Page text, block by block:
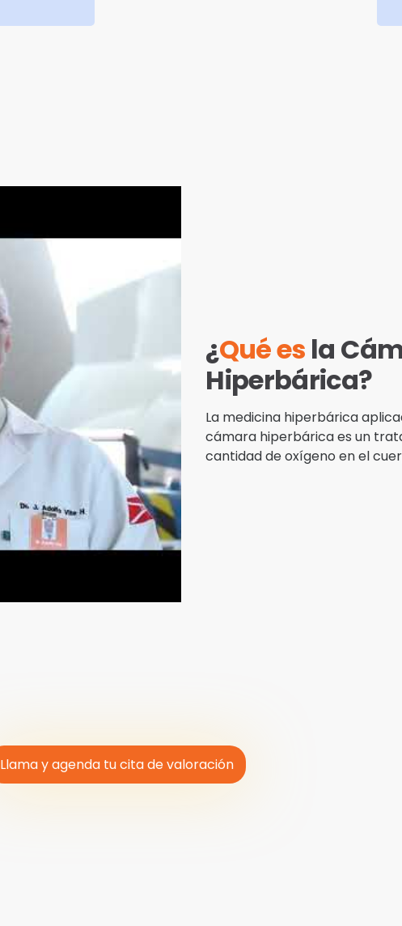
¿Qué es la
Hiperbárica?
La medicina hiperbárica
cámara hiperbárica es un
cantidad de oxígeno en el
Llama y agenda tu cita de valoración